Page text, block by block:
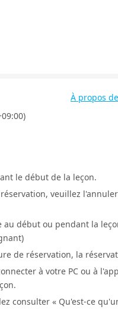
À propos
le début de la leçon.
veuillez
début ou pendant la
de réservation, la
à votre PC ou à
consulter « Qu'est-ce